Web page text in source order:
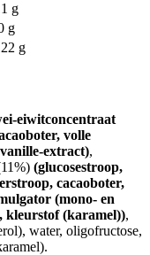
g
g
g
eiwitconcentraat
volle
extract),
(glucosestroop,
cacaoboter,
(mono- en
kleurstof (karamel)),
water, oligofructose,